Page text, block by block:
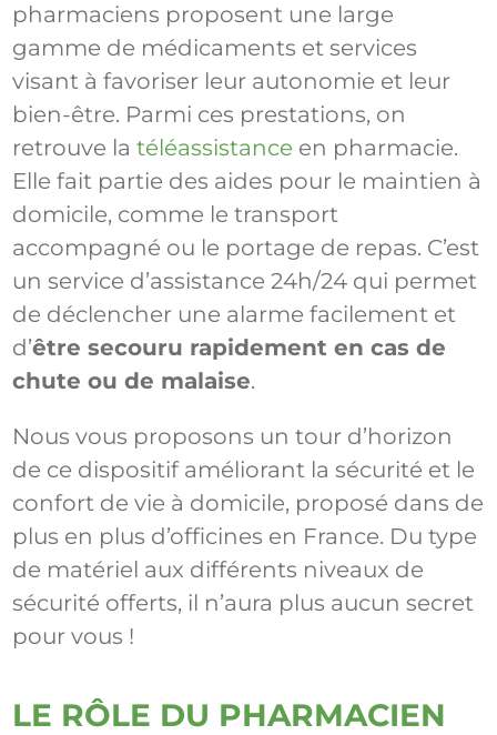
pharmaciens proposent une large
gamme de médicaments et services
visant à favoriser leur autonomie et leur
bien-être. Parmi ces prestations, on
retrouve latéléassistance en pharmacie.
Elle fait partie des aides pour le maintien à
domicile, comme le transport
accompagné ou le portage de repas. C’est
un service d’assistance 24h/24 qui permet
de déclencher une alarme facilement et
d’être secouru rapidement en cas de
chute ou de malaise.
Nous vous proposons un tour d’horizon
de ce dispositif améliorant la sécurité et le
confort de vie à domicile, proposé dans de
plus en plus d’officines en France. Du type
de matériel aux différents niveaux de
sécurité offerts, il n’aura plus aucun secret
pour vous !
LE RÔLE DU PHARMACIEN